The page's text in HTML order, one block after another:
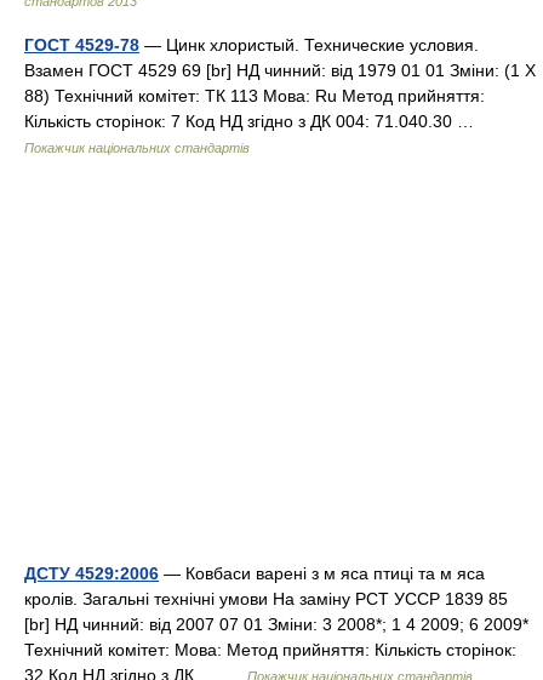
ГОСТ 4529-78 — Цинк хлористый. Технические условия.
Взамен ГОСТ 4529 69 [br] НД чинний: від 1979 01 01 Зміни: (1 X
88) Технічний комітет: ТК 113 Мова: Ru Метод прийняття:
Кількість сторінок: 7 Код НД згідно з ДК 004: 71.040.30 …
Покажчик національних стандартів
ДСТУ 4529:2006 — Ковбаси варені з м яса птиці та м яса
кролів. Загальні технічні умови На заміну РСТ УССР 1839 85
[br] НД чинний: від 2007 07 01 Зміни: 3 2008*; 1 4 2009; 6 2009*
Технічний комітет: Мова: Метод прийняття: Кількість сторінок:
32 Код НД згідно з ДК… …
Покажчик національних стандартів